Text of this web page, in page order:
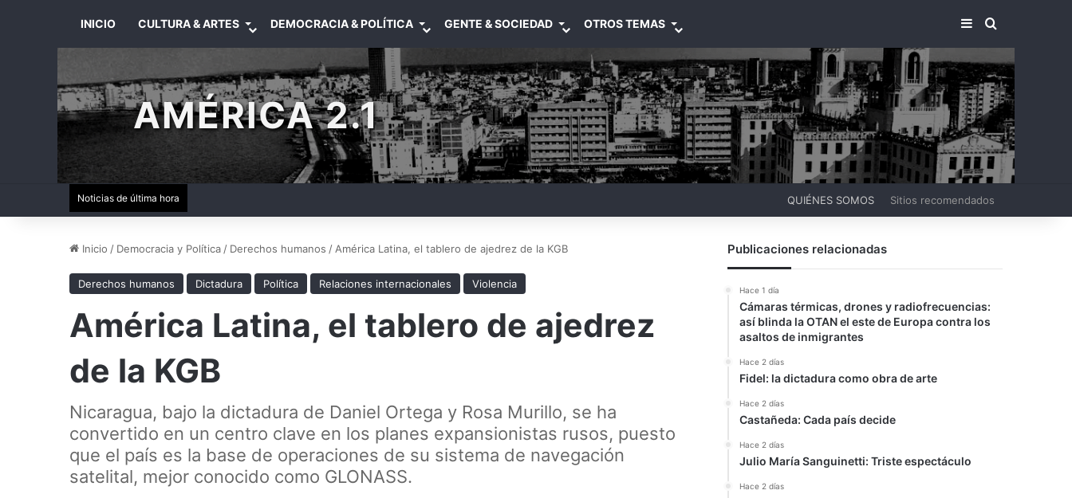
INICIO CULTURA & ARTES DEMOCRACIA & POLÍTICA GENTE & SOCIEDAD OTROS TEMAS BARRA LATERAL
BUSCAR
AMÉRICA 2.1
Noticias de última hora QUIÉNES SOMOS Sitios recomendados
Inicio / Democracia y Política / Derechos humanos / América Latina, el tablero de ajedrez de la KGB
Derechos humanos Dictadura Política Relaciones internacionales Violencia
América Latina, el tablero de ajedrez
de la KGB
Nicaragua, bajo la dictadura de Daniel Ortega y Rosa Murillo, se ha
convertido en un centro clave en los planes expansionistas rusos, puesto
que el país es la base de operaciones de su sistema de navegación
satelital, mejor conocido como GLONASS.
Publicaciones relacionadas
Hace 1 día
Cámaras térmicas, drones y radiofrecuencias:
así blinda la OTAN el este de Europa contra los
asaltos de inmigrantes
Hace 2 días
Fidel: la dictadura como obra de arte
Hace 2 días
Castañeda: Cada país decide
Hace 2 días
Julio María Sanguinetti: Triste espectáculo
Hace 2 días